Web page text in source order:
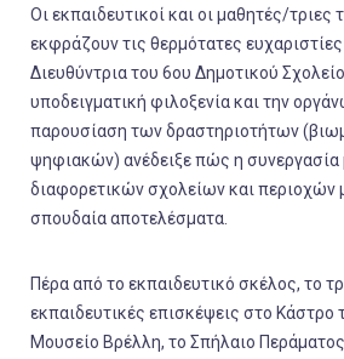
Οι εκπαιδευτικοί και οι μαθητές/τριες
εκφράζουν τις θερμότατες
Διευθύντρια του 6ου Δημοτικού
υποδειγματική φιλοξενία και την
παρουσίαση των δραστηριοτήτων
ψηφιακών) ανέδειξε πώς η συνεργασία
διαφορετικών σχολείων και περιοχών
σπουδαία αποτελέσματα.
Πέρα από το εκπαιδευτικό σκέλος, το
εκπαιδευτικές επισκέψεις στο Κάστρο
Μουσείο Βρέλλη, το Σπήλαιο Περάματος